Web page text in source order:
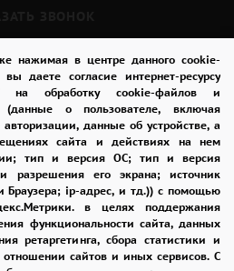
нажимая в центре данного cookie-
даете согласие интернет-ресурсу
на обработку cookie-файлов и
(данные о пользователе, включая
данные об устройстве, а
сайта и действиях на нем
тип и версия ОС; тип и версия
разрешения его экрана; источник
Браузера; ip-адрес, и тд.)) с помощью
в целях поддержания
функциональности сайта, данных
ретаргетинга, сбора статистики и
сайтов и иных сервисов. С
д. 8,
ТЦ «АТОС»
КОНФИДЕНЦИАЛЬНОСТИ
цветов в Раменском"
оферта